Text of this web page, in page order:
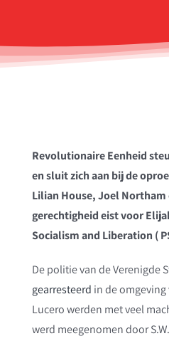
Revolutionaire Eenheid
en sluit zich aan bij de
Lilian House, Joel Northam
gerechtigheid eist voor
Socialism and Liberation (
De politie van de Verenigde
gearresteerd in de omgeving
Lucero werden met veel
werd meegenomen door